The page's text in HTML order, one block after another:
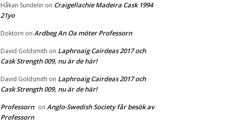
Håkan Sundelin on Craigellachie Madeira Cask 1994
21yo
Doktorn on Ardbeg An Oa möter Professorn
David Goldsmith on Laphroaig Cairdeas 2017 och
Cask Strength 009, nu är de här!
David Goldsmith on Laphroaig Cairdeas 2017 och
Cask Strength 009, nu är de här!
Professorn on Anglo-Swedish Society får besök av
Professorn